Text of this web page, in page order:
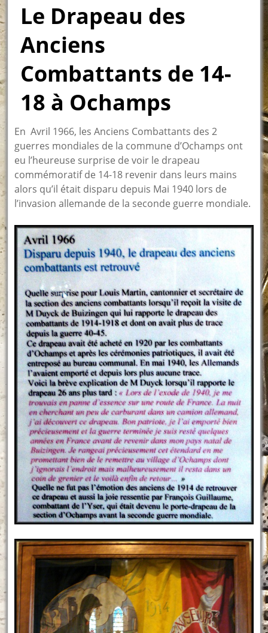
Le Drapeau des
Anciens
Combattants de 14-
18 à Ochamps
En Avril 1966, les Anciens Combattants des 2
guerres mondiales de la commune d’Ochamps ont
eu l’heureuse surprise de voir le drapeau
commémoratif de 14-18 revenir dans leurs mains
alors qu’il était disparu depuis Mai 1940 lors de
l’invasion allemande de la seconde guerre mondiale.